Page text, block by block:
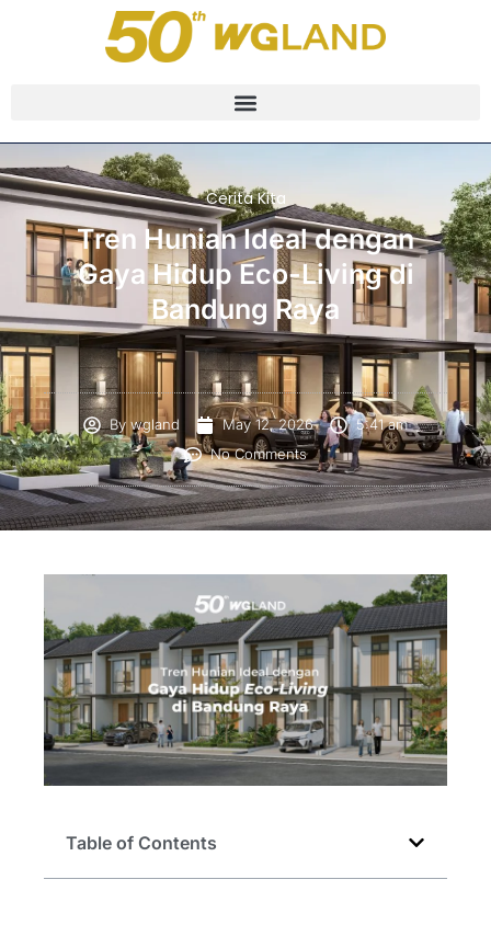
Cerita Kita
Tren Hunian Ideal dengan
Gaya Hidup Eco-Living di
Bandung Raya
By wgland May 12, 2026
5:41 am
No Comments
Table of Contents